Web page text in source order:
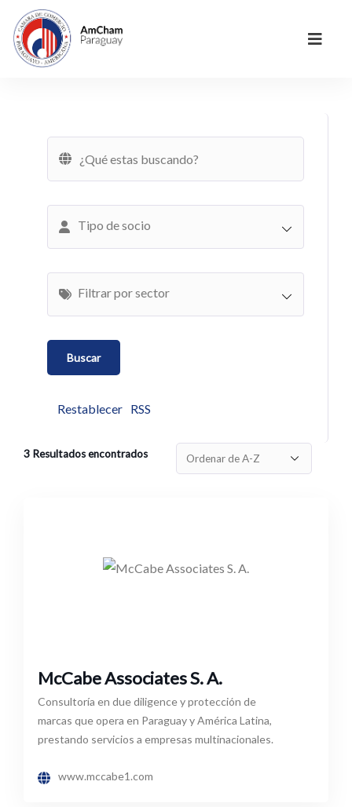
Tipo de socio
Filtrar por sector
Restablecer RSS
3 Resultados encontrados
McCabe Associates S. A.
Consultoría en due diligence y protección de
marcas que opera en Paraguay y América Latina,
prestando servicios a empresas multinacionales.
www.mccabe1.com